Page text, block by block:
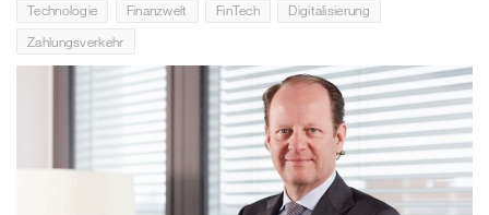
Technologie
Finanzwelt FinTech
Digitalisierung
Zahlungsverkehr